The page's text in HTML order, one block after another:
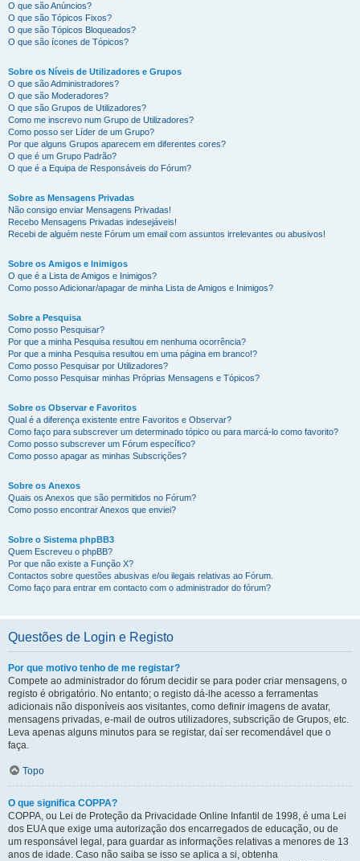
O que são Anúncios?
O que são Tópicos Fixos?
O que são Tópicos Bloqueados?
O que são ícones de Tópicos?
Sobre os Níveis de Utilizadores e Grupos
O que são Administradores?
O que são Moderadores?
O que são Grupos de Utilizadores?
Como me inscrevo num Grupo de Utilizadores?
Como posso ser Líder de um Grupo?
Por que alguns Grupos aparecem em diferentes cores?
O que é um Grupo Padrão?
O que é a Equipa de Responsáveis do Fórum?
Sobre as Mensagens Privadas
Não consigo enviar Mensagens Privadas!
Recebo Mensagens Privadas indesejáveis!
Recebi de alguém neste Fórum um email com assuntos irrelevantes ou abusivos!
Sobre os Amigos e Inimigos
O que é a Lista de Amigos e Inimigos?
Como posso Adicionar/apagar de minha Lista de Amigos e Inimigos?
Sobre a Pesquisa
Como posso Pesquisar?
Por que a minha Pesquisa resultou em nenhuma ocorrência?
Por que a minha Pesquisa resultou em uma página em branco!?
Como posso Pesquisar por Utilizadores?
Como posso Pesquisar minhas Próprias Mensagens e Tópicos?
Sobre os Observar e Favoritos
Qual é a diferença existente entre Favoritos e Observar?
Como faço para subscrever um determinado tópico ou para marcá-lo como favorito?
Como posso subscrever um Fórum específico?
Como posso apagar as minhas Subscrições?
Sobre os Anexos
Quais os Anexos que são permitidos no Fórum?
Como posso encontrar Anexos que enviei?
Sobre o Sistema phpBB3
Quem Escreveu o phpBB?
Por que não existe a Função X?
Contactos sobre questões abusivas e/ou ilegais relativas ao Fórum.
Como faço para entrar em contacto com o administrador do fórum?
Questões de Login e Registo
Por que motivo tenho de me registar?
Compete ao administrador do fórum decidir se para poder criar mensagens, o
registo é obrigatório. No entanto; o registo dá-lhe acesso a ferramentas
adicionais não disponíveis aos visitantes, como definir imagens de avatar,
mensagens privadas, e-mail de outros utilizadores, subscrição de Grupos, etc.
Leva apenas alguns minutos para se registar, daí ser recomendável que o
faça.
Topo
O que significa COPPA?
COPPA, ou Lei de Proteção da Privacidade Online Infantil de 1998, é uma Lei
dos EUA que exige uma autorização dos encarregados de educação, ou de
um responsável legal, para guardar as informações relativas a menores de 13
anos de idade. Caso não saiba se isso se aplica a si, obtenha